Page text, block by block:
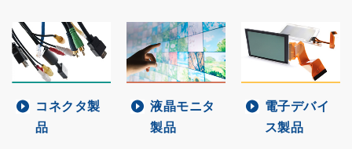
コネクタ製
品
液晶モニタ
製品
電子デバイ
ス製品